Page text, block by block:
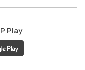
Play